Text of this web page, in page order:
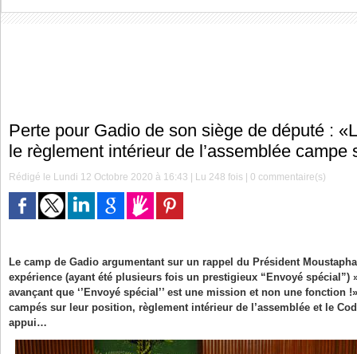
Perte pour Gadio de son siège de député :
le règlement intérieur de l’assemblée campe
Rédigé le Lundi 12 Octobre 2020 à 16:43 | Lu 248 fois |0 commentaire(s)
Le camp de Gadio argumentant sur un rappel du Président
expérience (ayant été plusieurs fois un prestigieux “Envoyé spécial”)
avançant que ‘’Envoyé spécial’’ est une mission et non une fonction
campés sur leur position, règlement intérieur de l’assemblée et le
appui…